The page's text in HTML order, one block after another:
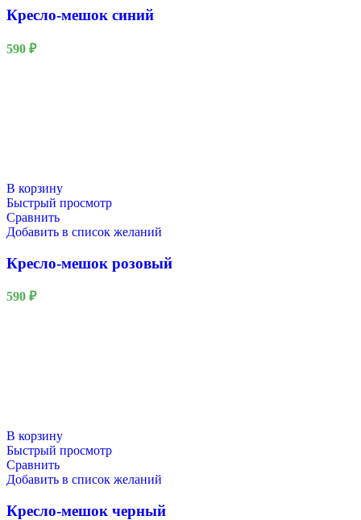
Кресло-мешок синий
590 ₽
В корзину
Быстрый просмотр
Сравнить
Добавить в список желаний
Кресло-мешок розовый
590 ₽
В корзину
Быстрый просмотр
Сравнить
Добавить в список желаний
Кресло-мешок черный